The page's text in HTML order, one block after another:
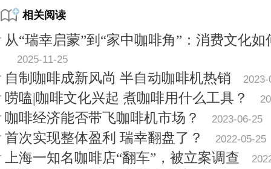
相关阅读
从“瑞幸启蒙”到“家中咖啡角”：消费文化
2025-11-25
自制咖啡成新风尚 半自动咖啡机热销
唠嗑|咖啡文化兴起 煮咖啡用什么工具？
咖啡经济能否带飞咖啡机市场？ 2023-06-25
首次实现整体盈利 瑞幸翻盘了？ 2022-05-25
上海一知名咖啡店“翻车”，被立案调查